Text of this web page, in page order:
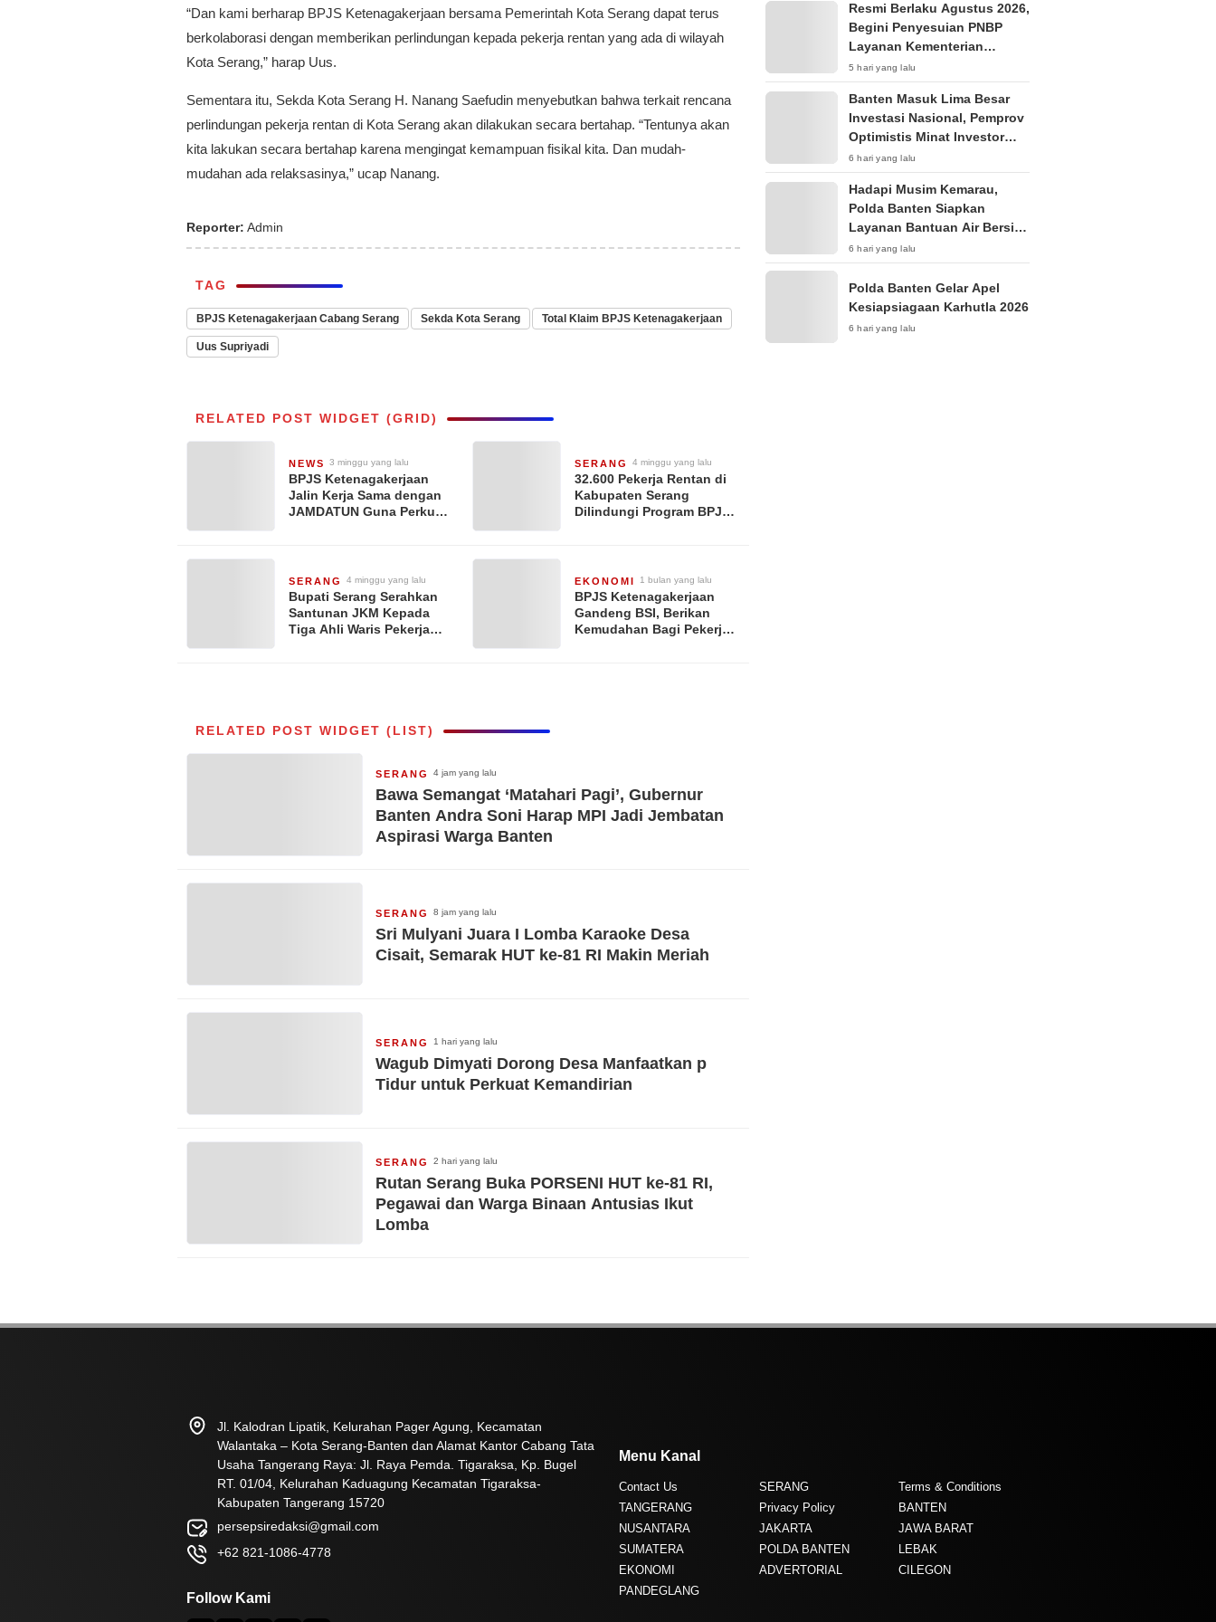
“Dan kami berharap BPJS Ketenagakerjaan bersama Pemerintah Kota Serang dapat terus
berkolaborasi dengan memberikan perlindungan kepada pekerja rentan yang ada di wilayah
Kota Serang,” harap Uus.
Sementara itu, Sekda Kota Serang H. Nanang Saefudin menyebutkan bahwa terkait rencana
perlindungan pekerja rentan di Kota Serang akan dilakukan secara bertahap. “Tentunya akan
kita lakukan secara bertahap karena mengingat kemampuan fisikal kita. Dan mudah-
mudahan ada relaksasinya,” ucap Nanang.
Reporter: Admin
TAG
BPJS Ketenagakerjaan Cabang Serang Sekda Kota Serang Total Klaim BPJS Ketenagakerjaan
Uus Supriyadi
RELATED POST WIDGET (GRID)
NEWS 3 minggu yang lalu
BPJS Ketenagakerjaan
Jalin Kerja Sama dengan
JAMDATUN Guna Perkuat
SERANG 4 minggu yang lalu
32.600 Pekerja Rentan di
Kabupaten Serang
Dilindungi Program BPJS
SERANG 4 minggu yang lalu
Bupati Serang Serahkan
Santunan JKM Kepada
Tiga Ahli Waris Pekerja
EKONOMI 1 bulan yang lalu
BPJS Ketenagakerjaan
Gandeng BSI, Berikan
Kemudahan Bagi Pekerja
RELATED POST WIDGET (LIST)
SERANG 4 jam yang lalu
Bawa Semangat ‘Matahari Pagi’, Gubernur
Banten Andra Soni Harap MPI Jadi Jembatan
Aspirasi Warga Banten
SERANG 8 jam yang lalu
Sri Mulyani Juara I Lomba Karaoke Desa
Cisait, Semarak HUT ke-81 RI Makin Meriah
SERANG 1 hari yang lalu
Wagub Dimyati Dorong Desa Manfaatkan p
Tidur untuk Perkuat Kemandirian
SERANG 2 hari yang lalu
Rutan Serang Buka PORSENI HUT ke-81 RI,
Pegawai dan Warga Binaan Antusias Ikut
Lomba
Resmi Berlaku Agustus 2026,
Begini Penyesuian PNBP
Layanan Kementerian
Hukum
5 hari yang lalu
Banten Masuk Lima Besar
Investasi Nasional, Pemprov
Optimistis Minat Investor
Terus Tumbuh
6 hari yang lalu
Hadapi Musim Kemarau,
Polda Banten Siapkan
Layanan Bantuan Air Bersih
Melalui 110
6 hari yang lalu
Polda Banten Gelar Apel
Kesiapsiagaan Karhutla 2026
6 hari yang lalu
Jl. Kalodran Lipatik, Kelurahan Pager Agung, Kecamatan
Walantaka – Kota Serang-Banten dan Alamat Kantor Cabang Tata
Usaha Tangerang Raya: Jl. Raya Pemda. Tigaraksa, Kp. Bugel
RT. 01/04, Kelurahan Kaduagung Kecamatan Tigaraksa-
Kabupaten Tangerang 15720
persepsiredaksi@gmail.com
+62 821-1086-4778
Follow Kami
Menu Kanal
Contact Us SERANG
Terms & Conditions
TANGERANG
Privacy Policy
BANTEN
NUSANTARA
JAKARTA
JAWA BARAT
SUMATERA
POLDA BANTEN
LEBAK
EKONOMI
ADVERTORIAL
CILEGON
PANDEGLANG